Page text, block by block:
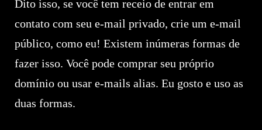
Dito isso, se você tem receio de entrar em
contato com seu e-mail privado, crie um e-mail
público, como eu! Existem inúmeras formas de
fazer isso. Você pode comprar seu próprio
domínio ou usar e-mails alias. Eu gosto e uso as
duas formas.